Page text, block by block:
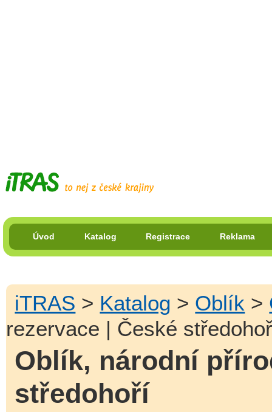
Úvod Katalog Registrace Reklama
iTRAS > Katalog > Oblík >
rezervace | České
Oblík, národní
středohoří